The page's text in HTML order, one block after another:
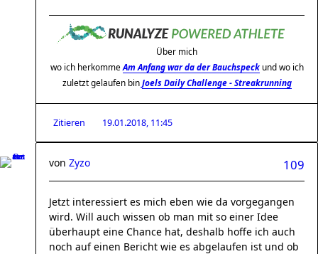
Über mich
wo ich herkomme Am Anfang war da der Bauchspeckund wo ich
zuletzt gelaufen binJoels Daily Challenge - Streakrunning
Zitieren 19.01.2018, 11:45
109
von Zyzo
Jetzt interessiert es mich eben wie da vorgegangen
wird. Will auch wissen ob man mit so einer Idee
überhaupt eine Chance hat, deshalb hoffe ich auch
noch auf einen Bericht wie es abgelaufen ist und ob